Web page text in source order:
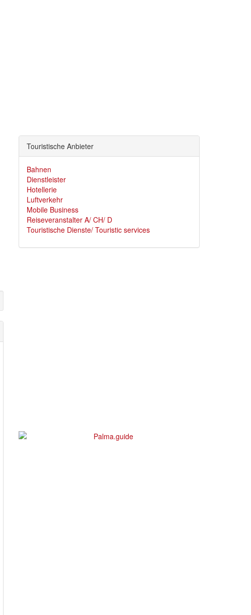
Touristische Anbieter
Bahnen
Dienstleister
Hotellerie
Luftverkehr
Mobile Business
Reiseveranstalter A/ CH/ D
Touristische Dienste/ Touristic services